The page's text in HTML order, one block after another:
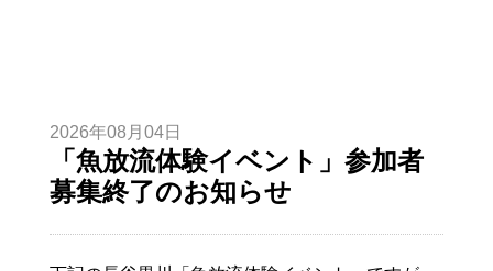
2026年08月04日
「魚放流体験イベント」参加者
募集終了のお知らせ